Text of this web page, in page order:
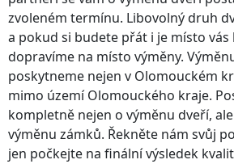
zvoleném termínu. Libovolný druh
a pokud si budete přát i je místo vás
dopravíme na místo výměny.
poskytneme nejen v Olomouckém
mimo území Olomouckého kraje.
kompletně nejen o výměnu dveří,
výměnu zámků. Řekněte nám svůj
jen počkejte na finální výsledek